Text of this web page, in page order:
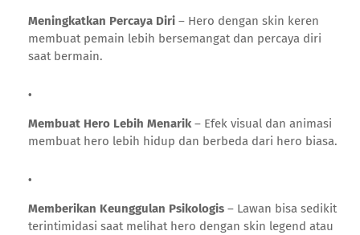
Meningkatkan Percaya Diri – Hero dengan skin keren
membuat pemain lebih bersemangat dan percaya diri
saat bermain.
Membuat Hero Lebih Menarik – Efek visual dan animasi
membuat hero lebih hidup dan berbeda dari hero biasa.
Memberikan Keunggulan Psikologis – Lawan bisa sedikit
terintimidasi saat melihat hero dengan skin legend atau